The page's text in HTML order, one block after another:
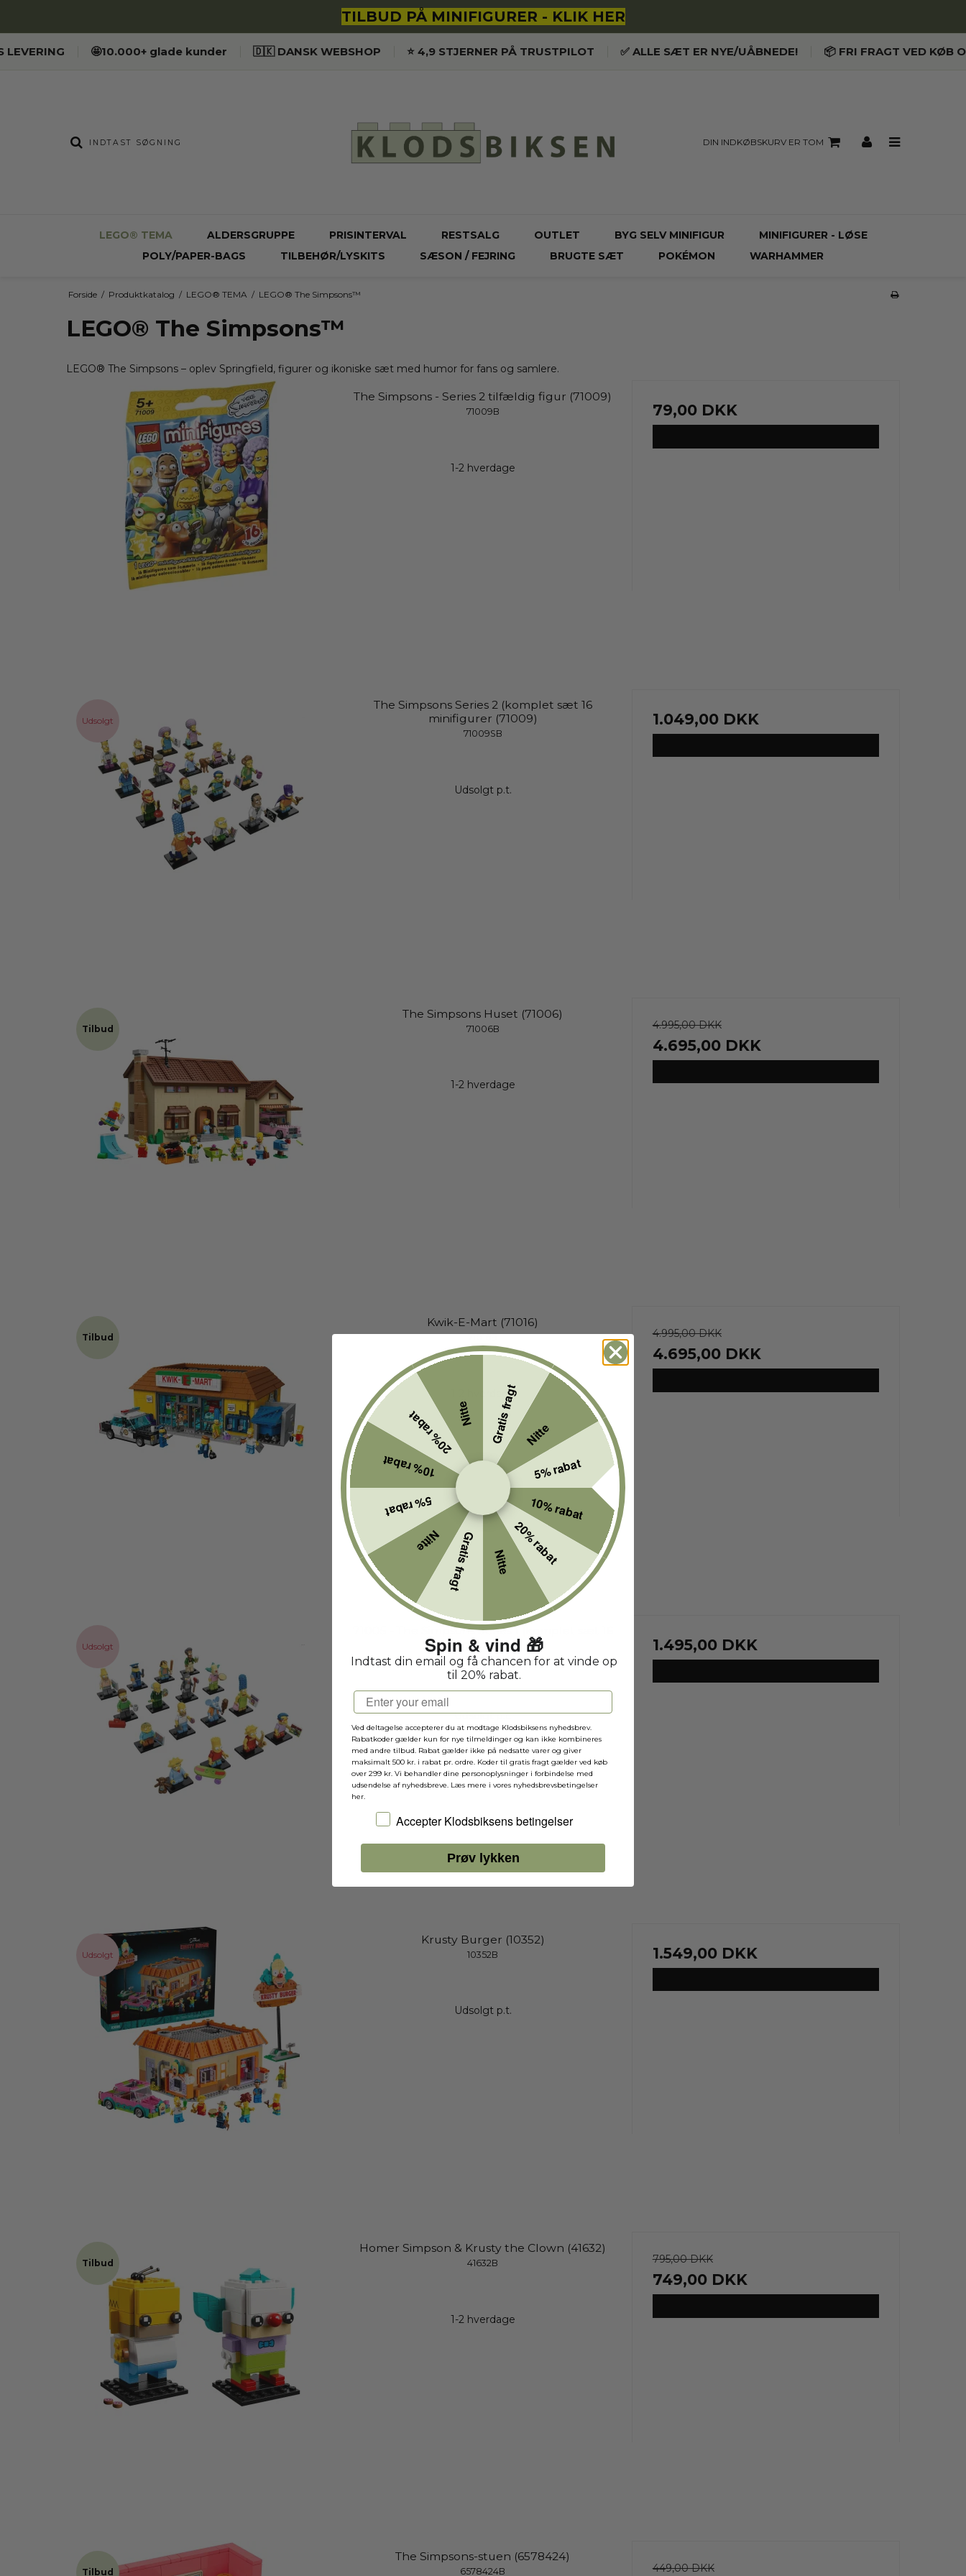
TILBUD PÅ MINIFIGURER - KLIK HER
LEVERING 🤩10.000+ glade kunder 🇩🇰 DANSK WEBSHOP ⭐️ 4,9 STJERNER PÅ TRUSTPILOT ✅ ALLE SÆT ER NYE/UÅBNEDE! 📦 FRI FRAGT VED KØB
DIN INDKØBSKURV ER TOM
LEGO® TEMA ALDERSGRUPPE PRISINTERVAL RESTSALG OUTLET BYG SELV MINIFIGUR
MINIFIGURER - LØSE
POLY/PAPER-BAGS
TILBEHØR/LYSKITS SÆSON / FEJRING BRUGTE SÆT POKÉMON WARHAMMER
Forside / Produktkatalog / LEGO® TEMA / LEGO® The Simpsons™
LEGO® The Simpsons™
LEGO® The Simpsons – oplev Springfield, figurer og ikoniske sæt med humor for fans og samlere.
The Simpsons - Series 2 tilfældig figur (71009)
71009B
1-2 hverdage
79,00 DKK
Udsolgt
The Simpsons Series 2 (komplet sæt 16
minifigurer (71009)
71009SB
Udsolgt p.t.
1.049,00 DKK
Tilbud
The Simpsons Huset (71006)
71006B
1-2 hverdage
4.995,00 DKK
4.695,00 DKK
Tilbud
Kwik-E-Mart (71016)
71016B
1-2 hverdage
4.995,00 DKK
4.695,00 DKK
Udsolgt
71005 - The Simpsons Series 1 (komplet sæt 16
minifigurer)
71005B
Udsolgt p.t.
1.495,00 DKK
Udsolgt
Krusty Burger (10352)
10352B
Udsolgt p.t.
1.549,00 DKK
Tilbud
Homer Simpson & Krusty the Clown (41632)
41632B
1-2 hverdage
795,00 DKK
749,00 DKK
Tilbud
The Simpsons-stuen (6578424)
6578424B 449,00 DKK
Gratis fragt Nitte
5% rabat
10% rabat
20% rabat
Nitte
Gratis fragt
Nitte
5% rabat
10% rabat
20% rabatNitte
Spin & vind 🎁
Indtast din email og få chancen for at vinde op
til 20% rabat.
Email
Ved deltagelse accepterer du at modtage Klodsbiksens nyhedsbrev.
Rabatkoder gælder kun for nye tilmeldinger og kan ikke kombineres
med andre tilbud. Rabat gælder ikke på nedsatte varer og giver
maksimalt 500 kr. i rabat pr. ordre. Koder til gratis fragt gælder ved køb
over 299 kr. Vi behandler dine personoplysninger i forbindelse med
udsendelse af nyhedsbreve. Læs mere i vores nyhedsbrevsbetingelser
her.
Jeg accepterer Klodsbiksens betingelser
Accepter Klodsbiksens betingelser
Prøv lykken